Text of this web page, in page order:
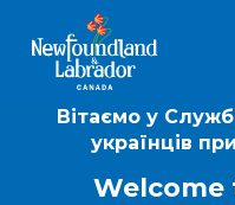
contentВітаємо у
українців
Welcome